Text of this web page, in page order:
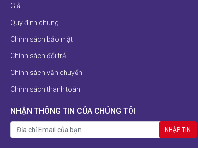
Giả
Quy định chung
Chính sách bảo mật
Chính sách đổi trả
Chính sách vận chuyển
Chính sách thanh toán
NHẬN THÔNG TIN CỦA CHÚNG TÔI